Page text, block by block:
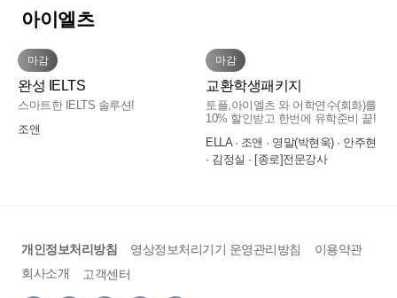
수업은 매일 "단어 시험 → 리딩 → 리스닝 → 라
이팅 → 스피킹" 순으로 진행되었고, 각 영역별로
일주일 단위로 문제 유형을 바꿔가며 수업이 구성
되었습니다. 아래는 영역별로 도움이 되었던 점을
정리한 후기입니다.
1) 리딩
개정 토플 이후 리딩 유형이 많이 바뀌었는데, 수
빈칸 채우기는 처음엔 낯설었지만, 단어 난이도
자체는 높지 않아 문법·어휘 감각을 점검하기에
은 전혀 못하는 전형적인 한국인식 영어 실력이었
는데, 수업 중간중간 아니면 쉬는 시간에 선생님
실제 선생님 해외 경험에 기반한 조언들도 많이
들려주셔서 유학이나 교환학생 준비하시는 분들
한테 특히 더 도움이 많이 될 거 같습니다! 🥰
수업 외에도 제가 개인 사정으로 빠져야 하면 제
스케줄 고려해주셔서 보강 잡아주시고, 시간 상관
없이 카톡으로 질문이나 라이팅 스피킹 연습한 거
른 분들도 강의 잘 따라가시면서 개인적으로 공부
까지 더 하시면 목표 점수를 못 받는 일은 절대 없
매수업 시간마다 알려주셔서 문제 푸는데 도움 많
따라갈 수 있었습니다. 그날 배운 과목에 대한 숙
많이 되었습니다. 수업 중간 중간에 계속 피드백
주셔서 방향 잡기 수월했습니다.
아이엘츠
마감
완성 IELTS
스마트한 IELTS 솔루션!
조앤
마감
교환학생패키지
토플,아이엘츠 와 어학연수(회화)를
10% 할인받고 한번에 유학준비 끝!
ELLA · 조앤 · 영말(박현욱) · 안주현
· 김정실 · [종로]전문강사
개인정보처리방침 영상정보처리기기 운영관리방침
이용약관
회사소개
고객센터